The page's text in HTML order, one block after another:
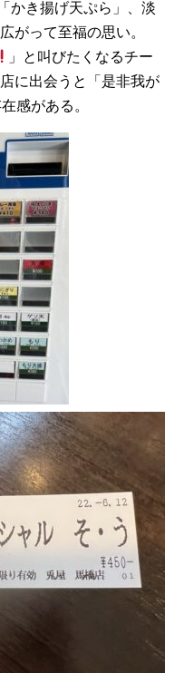
かき揚げ天ぷら」、淡
がって至福の思い。
」と叫びたくなるチー
に出会うと「是非我が
感がある。